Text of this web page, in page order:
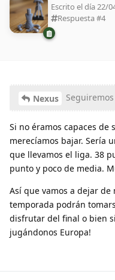
Escrito el día 22/
Respuesta #4
Nexus
Si no éramos capaces de
merecíamos bajar. Sería
que llevamos el liga. 38
punto y poco de media.
Así que vamos a dejar
temporada podrán
disfrutar del final o bien
jugándonos Europa!